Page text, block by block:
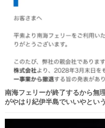
南海フェリーが終了するから無
がやはり紀伊半島でいいやとい